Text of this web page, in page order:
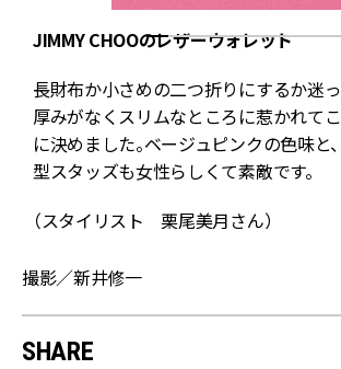
JIMMY CHOOのレザーウォレット
長財布か小さめの二つ折りにするか迷っ
厚みがなくスリムなところに惹かれて
に決めました。ベージュピンクの色味と
型スタッズも女性らしくて素敵です。
（スタイリスト 栗尾美月さん）
撮影／新井修一
SHARE